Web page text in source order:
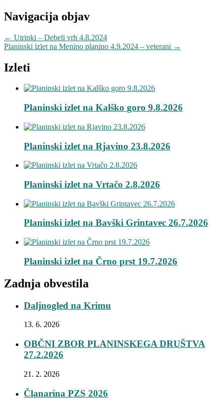
Navigacija objav
← Utrinki – Debeli vrh 4.8.2024
Planinski izlet na Menino planino 4.9.2024 – veterani →
Izleti
Planinski izlet na Kalško goro 9.8.2026
Planinski izlet na Rjavino 23.8.2026
Planinski izlet na Vrtačo 2.8.2026
Planinski izlet na Bavški Grintavec 26.7.2026
Planinski izlet na Črno prst 19.7.2026
Zadnja obvestila
Daljnogled na Krimu
13. 6. 2026
OBČNI ZBOR PLANINSKEGA DRUŠTVA
27.2.2026
21. 2. 2026
Članarina PZS 2026